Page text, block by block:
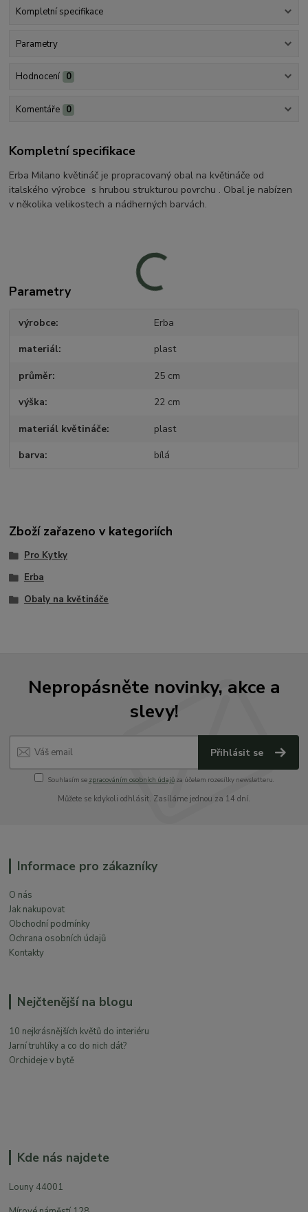
Kompletní specifikace
Parametry
Hodnocení 0
Komentáře 0
Kompletní specifikace
Erba Milano květináč je propracovaný obal na květináče od
italského výrobce s hrubou strukturou povrchu . Obal je nabízen
v několika velikostech a nádherných barvách.
Parametry
výrobce Erba
materiál plast
průměr 25 cm
výška 22 cm
materiál květináče plast
barva bílá
Zboží zařazeno v kategoriích
Pro Kytky
Erba
Obaly na květináče
Nepropásněte novinky, akce a
slevy!
Přihlásit se
Souhlasím se zpracováním osobních údajůza účelem rozesílky newsletteru.
Můžete se kdykoli odhlásit. Zasíláme jednou za 14 dní.
Informace pro zákazníky
O nás
Jak nakupovat
Obchodní podmínky
Ochrana osobních údajů
Kontakty
Nejčtenější na blogu
10 nejkrásnějších květů do interiéru
Jarní truhlíky a co do nich dát?
Orchideje v bytě
Kde nás najdete
Louny 44001